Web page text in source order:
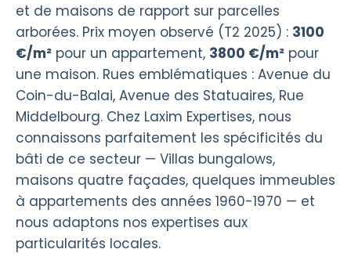
et de maisons de rapport sur parcelles
arborées. Prix moyen observé (T2 2025) : 3100
€/m² pour un appartement, 3800 €/m² pour
une maison. Rues emblématiques : Avenue du
Coin-du-Balai, Avenue des Statuaires, Rue
Middelbourg. Chez Laxim Expertises, nous
connaissons parfaitement les spécificités du
bâti de ce secteur — Villas bungalows,
maisons quatre façades, quelques immeubles
à appartements des années 1960-1970 — et
nous adaptons nos expertises aux
particularités locales.